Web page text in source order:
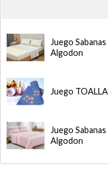
Juego
Algodon
Juego
Juego
Algodon